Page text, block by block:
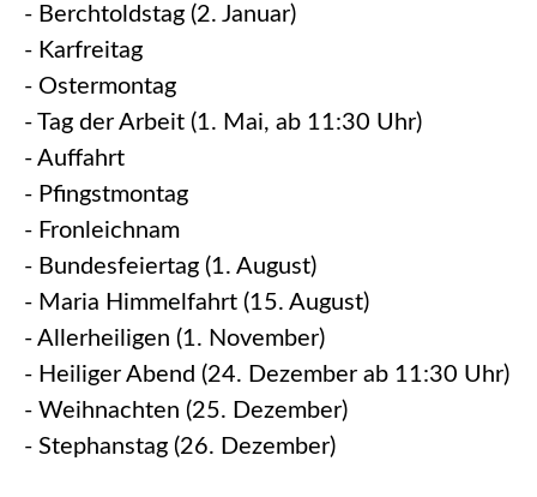
- Berchtoldstag (2. Januar)
- Karfreitag
- Ostermontag
- Tag der Arbeit (1. Mai, ab 11:30 Uhr)
- Auffahrt
- Pfingstmontag
- Fronleichnam
- Bundesfeiertag (1. August)
- Maria Himmelfahrt (15. August)
- Allerheiligen (1. November)
- Heiliger Abend (24. Dezember ab 11:30 Uhr)
- Weihnachten (25. Dezember)
- Stephanstag (26. Dezember)